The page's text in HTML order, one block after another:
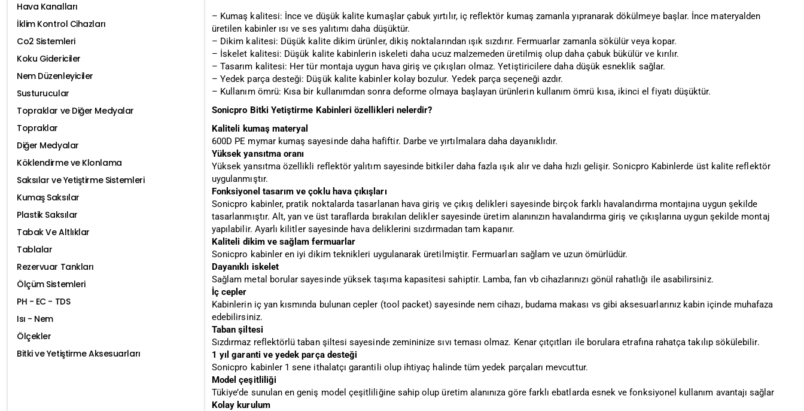
– Kumaş kalitesi: İnce ve düşük kalite kumaşlar çabuk yırtılır, iç reflektör kumaş zamanla yıpranarak dökülmeye başlar. İnce materyalden
üretilen kabinler ısı ve ses yalıtımı daha düşüktür.
– Dikim kalitesi: Düşük kalite dikim ürünler, dikiş noktalarından ışık sızdırır. Fermuarlar zamanla sökülür veya kopar.
– İskelet kalitesi: Düşük kalite kabinlerin iskeleti daha ucuz malzemeden üretilmiş olup daha çabuk bükülür ve kırılır.
– Tasarım kalitesi: Her tür montaja uygun hava giriş ve çıkışları olmaz. Yetiştiricilere daha düşük esneklik sağlar.
– Yedek parça desteği: Düşük kalite kabinler kolay bozulur. Yedek parça seçeneği azdır.
– Kullanım ömrü: Kısa bir kullanımdan sonra deforme olmaya başlayan ürünlerin kullanım ömrü kısa, ikinci el fiyatı düşüktür.
Sonicpro Bitki Yetiştirme Kabinleri özellikleri nelerdir?
Kaliteli kumaş materyal
600D PE mymar kumaş sayesinde daha hafiftir. Darbe ve yırtılmalara daha dayanıklıdır.
Yüksek yansıtma oranı
Yüksek yansıtma özellikli reflektör yalıtım sayesinde bitkiler daha fazla ışık alır ve daha hızlı gelişir. Sonicpro Kabinlerde üst kalite reflektör
uygulanmıştır.
Fonksiyonel tasarım ve çoklu hava çıkışları
Sonicpro kabinler, pratik noktalarda tasarlanan hava giriş ve çıkış delikleri sayesinde birçok farklı havalandırma montajına uygun şekilde
tasarlanmıştır. Alt, yan ve üst taraflarda bırakılan delikler sayesinde üretim alanınızın havalandırma giriş ve çıkışlarına uygun şekilde montaj
yapılabilir. Ayarlı kilitler sayesinde hava deliklerini sızdırmadan tam kapanır.
Kaliteli dikim ve sağlam fermuarlar
Sonicpro kabinler en iyi dikim teknikleri uygulanarak üretilmiştir. Fermuarları sağlam ve uzun ömürlüdür.
Dayanıklı iskelet
Sağlam metal borular sayesinde yüksek taşıma kapasitesi sahiptir. Lamba, fan vb cihazlarınızı gönül rahatlığı ile asabilirsiniz.
İç cepler
Kabinlerin iç yan kısmında bulunan cepler (tool packet) sayesinde nem cihazı, budama makası vs gibi aksesuarlarınız kabin içinde muhafaza
edebilirsiniz.
Taban şiltesi
Sızdırmaz reflektörlü taban şiltesi sayesinde zemininize sıvı teması olmaz. Kenar çıtçıtları ile borulara etrafına rahatça takılıp sökülebilir.
1 yıl garanti ve yedek parça desteği
Sonicpro kabinler 1 sene ithalatçı garantili olup ihtiyaç halinde tüm yedek parçaları mevcuttur.
Model çeşitliliği
Tükiye’de sunulan en geniş model çeşitliliğine sahip olup üretim alanınıza göre farklı ebatlarda esnek ve fonksiyonel kullanım avantajı sağlar
Kolay kurulum
Hava Kanalları
İklim Kontrol Cihazları
Co2 Sistemleri
Koku Gidericiler
Nem Düzenleyiciler
Susturucular
Topraklar ve Diğer Medyalar
Topraklar
Diğer Medyalar
Köklendirme ve Klonlama
Saksılar ve Yetiştirme Sistemleri
Kumaş Saksılar
Plastik Saksılar
Tabak Ve Altlıklar
Tablalar
Rezervuar Tankları
Ölçüm Sistemleri
PH - EC - TDS
Isı - Nem
Ölçekler
Bitki ve Yetiştirme Aksesuarları